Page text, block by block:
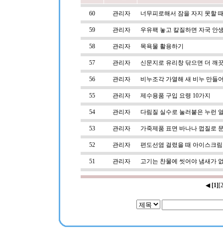
60 관리자 너무피로해서 잠을 자지 못할
59 관리자 우유팩 놓고 칼질하면 자국 안
58 관리자 목욕물 활용하기
57 관리자 신문지로 유리창 닦으면 더 깨
56 관리자 비누조각 가열해 새 비누 만들
55 관리자 제수용품 구입 요령 10가지
54 관리자 다림질 실수로 눌러붙은 누런
53 관리자 가죽제품 표면 바나나 껍질로
52 관리자 편도선염 걸렸을 때 아이스크
51 관리자 고기는 찬물에 씻어야 냄새가
◀ [1]